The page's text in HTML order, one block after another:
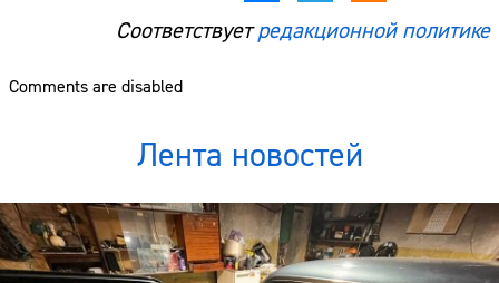
Соответствуетредакционной политике
Comments are disabled
Лента новостей